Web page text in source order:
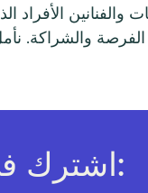
اشترك في النشرة الإخبارية عبر البريد الإلكتروني: